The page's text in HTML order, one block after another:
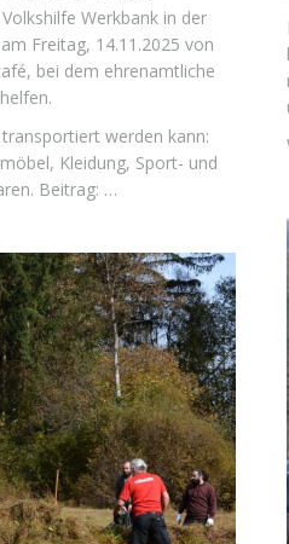
Werkbank in der
Freitag, 14.11.2025 von
bei dem ehrenamtliche
werden kann:
Kleidung, Sport- und
Beitrag: …